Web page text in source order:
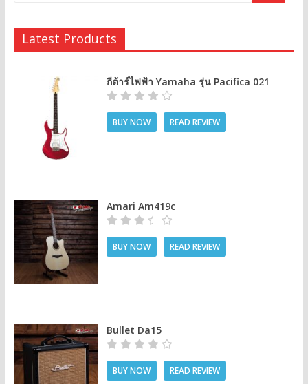
Latest Products
กีต้าร์ไฟฟ้า Yamaha รุ่น Pacifica 021
BUY NOW READ REVIEW
Amari Am419c
BUY NOW READ REVIEW
Bullet Da15
BUY NOW READ REVIEW